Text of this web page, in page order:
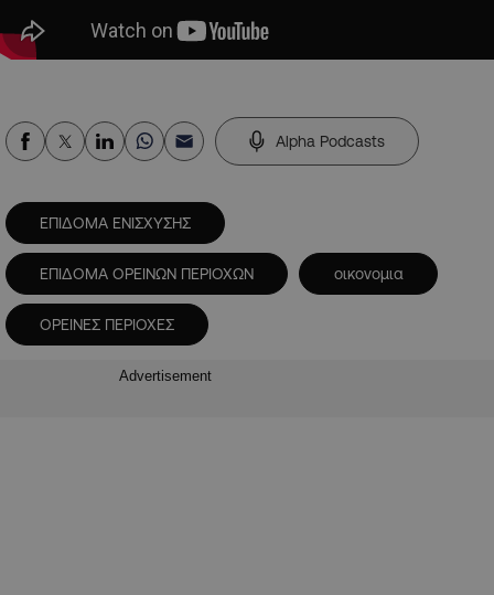
Alpha Podcasts
ΕΠΙΔΟΜΑ ΕΝΙΣΧΥΣΗΣ
ΕΠΙΔΟΜΑ ΟΡΕΙΝΩΝ ΠΕΡΙΟΧΩΝ οικονομια
ΟΡΕΙΝΕΣ ΠΕΡΙΟΧΕΣ
Advertisement